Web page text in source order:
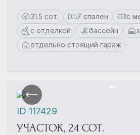
31.5 сот. 7 спален
с
с отделкой
бассейн
отдельно стоящий гараж
УЧАСТОК, 24 СОТ.
ID 117429